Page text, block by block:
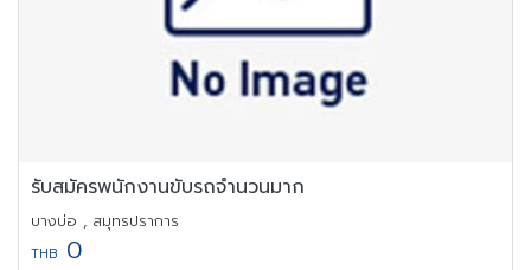
รับสมัครพนักงานขับรถจำนวนมาก
บางบ่อ , สมุทรปราการ
THB 0